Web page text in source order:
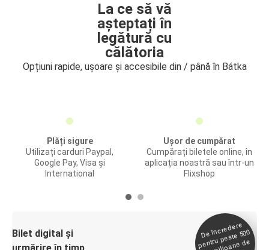
La ce să vă
așteptați în
legătură cu
călătoria
Opțiuni rapide, ușoare și accesibile din / până în Bátka
Plăți sigure
Utilizați carduri Paypal,
Google Pay, Visa și
International
Ușor de cumpărat
Cumpărați biletele online, în
aplicația noastră sau într-un
Flixshop
Bilet digital și
De încredere
pentru peste 500
de